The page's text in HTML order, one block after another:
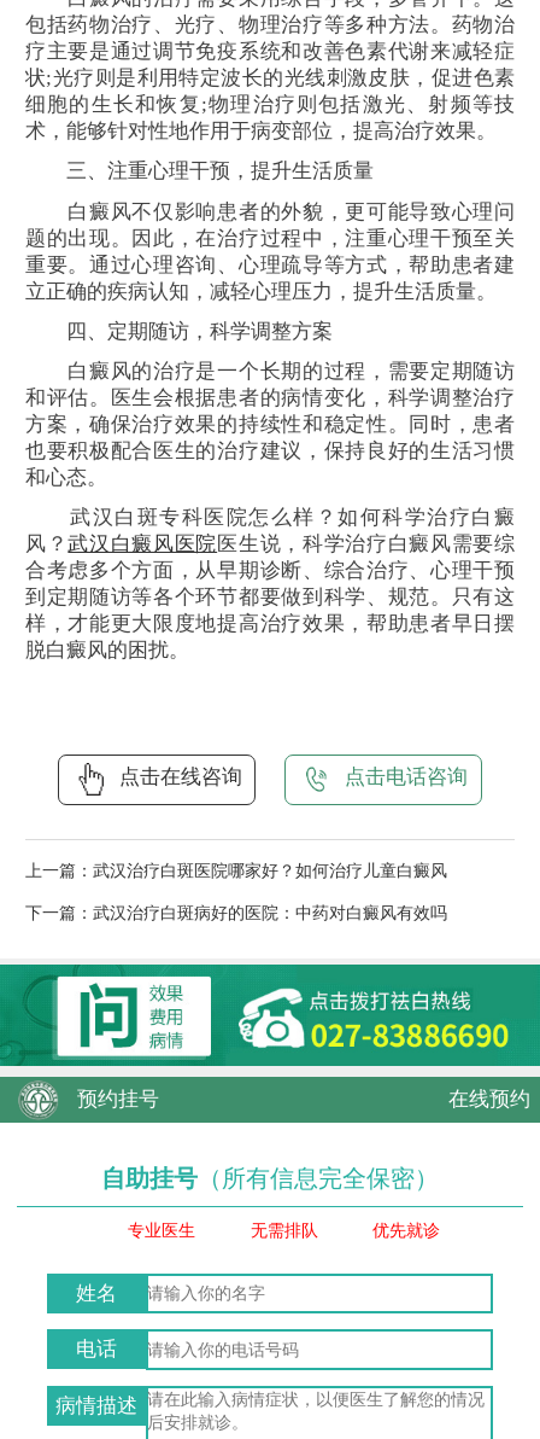
包括药物治疗、光疗、物理治疗等多种方法。药物治
疗主要是通过调节免疫系统和改善色素代谢来减轻症
状;光疗则是利用特定波长的光线刺激皮肤，促进色素
细胞的生长和恢复;物理治疗则包括激光、射频等技
术，能够针对性地作用于病变部位，提高治疗效果。
三、注重心理干预，提升生活质量
白癜风不仅影响患者的外貌，更可能导致心理问
题的出现。因此，在治疗过程中，注重心理干预至关
重要。通过心理咨询、心理疏导等方式，帮助患者建
立正确的疾病认知，减轻心理压力，提升生活质量。
四、定期随访，科学调整方案
白癜风的治疗是一个长期的过程，需要定期随访
和评估。医生会根据患者的病情变化，科学调整治疗
方案，确保治疗效果的持续性和稳定性。同时，患者
也要积极配合医生的治疗建议，保持良好的生活习惯
和心态。
武汉白斑专科医院怎么样？如何科学治疗白癜
风？武汉白癜风医院医生说，科学治疗白癜风需要综
合考虑多个方面，从早期诊断、综合治疗、心理干预
到定期随访等各个环节都要做到科学、规范。只有这
样，才能更大限度地提高治疗效果，帮助患者早日摆
脱白癜风的困扰。
点击在线咨询 点击电话咨询
上一篇： 武汉治疗白斑医院哪家好？如何治疗儿童白癜风
下一篇： 武汉治疗白斑病好的医院：中药对白癜风有效吗
预约挂号 在线预约
自助挂号 （所有信息完全保密）
专业医生 无需排队 优先就诊
姓名
电话
病情描述